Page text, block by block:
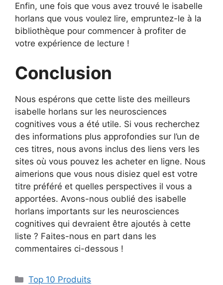
Enfin, une fois que vous avez trouvé le isabelle
horlans que vous voulez lire, empruntez-le à la
bibliothèque pour commencer à profiter de
votre expérience de lecture !
Conclusion
Nous espérons que cette liste des meilleurs
isabelle horlans sur les neurosciences
cognitives vous a été utile. Si vous recherchez
des informations plus approfondies sur l’un de
ces titres, nous avons inclus des liens vers les
sites où vous pouvez les acheter en ligne. Nous
aimerions que vous nous disiez quel est votre
titre préféré et quelles perspectives il vous a
apportées. Avons-nous oublié des isabelle
horlans importants sur les neurosciences
cognitives qui devraient être ajoutés à cette
liste ? Faites-nous en part dans les
commentaires ci-dessous !
Top 10 Produits